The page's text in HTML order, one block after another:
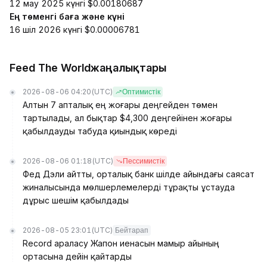
12 мау 2025 күнгі $0.00180687
Ең төменгі баға және күні
16 шіл 2026 күнгі $0.00006781
Feed The Worldжаңалықтары
2026-08-06 04:20 (UTC) Оптимистік
Алтын 7 апталық ең жоғары деңгейден төмен
тартылады, ал бықтар $4,300 деңгейінен жоғары
қабылдауды табуда қиындық көреді
2026-08-06 01:18 (UTC) Пессимистік
Фед Дэли айтты, орталық банк шілде айындағы саясат
жиналысында мөлшерлемелерді тұрақты ұстауда
дұрыс шешім қабылдады
2026-08-05 23:01 (UTC) Бейтарап
Record араласу Жапон иенасын мамыр айының
ортасына дейін қайтарды